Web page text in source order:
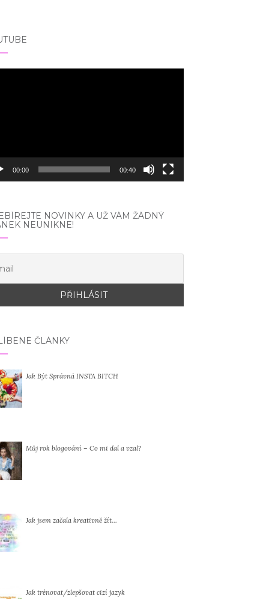
00:00 00:40
NOVINKY A UŽ VÁM ŽÁDNÝ
NEUNIKNE!
ČLÁNKY
Jak Být Správná INSTA BITCH
Můj rok blogování – Co mi dal a vzal?
Jak jsem začala kreativně žít…
Jak trénovat/zlepšovat cizí jazyk